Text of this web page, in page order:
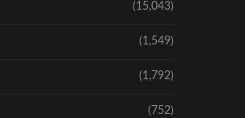
(15,043)
(1,549)
(1,792)
(752)